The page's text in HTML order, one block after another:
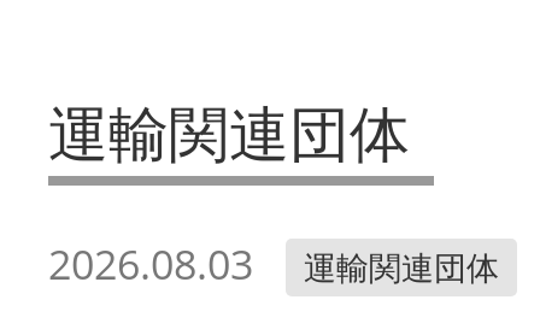
運輸関連団体
2026.08.03 運輸関連団体